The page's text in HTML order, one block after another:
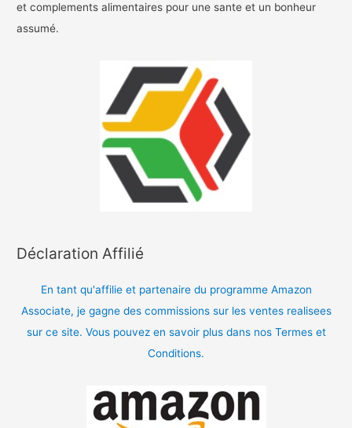
et complements alimentaires pour une sante et un bonheur
assumé.
Déclaration Affilié
En tant qu'affilie et partenaire du programme Amazon
Associate, je gagne des commissions sur les ventes realisees
sur ce site. Vous pouvez en savoir plus dans nos Termes et
Conditions.